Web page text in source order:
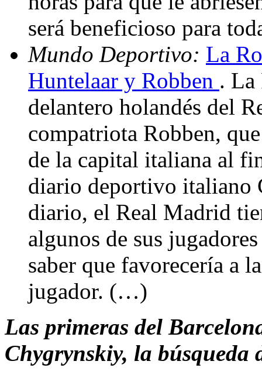
será beneficioso para
Mundo Deportivo: La
Huntelaar y Robben . La
delantero holandés del
compatriota Robben,
de la capital italiana al
diario deportivo italiano
diario, el Real Madrid
algunos de sus
saber que favorecería a
jugador. (…)
Las primeras del
Chygrynskiy, la búsqueda